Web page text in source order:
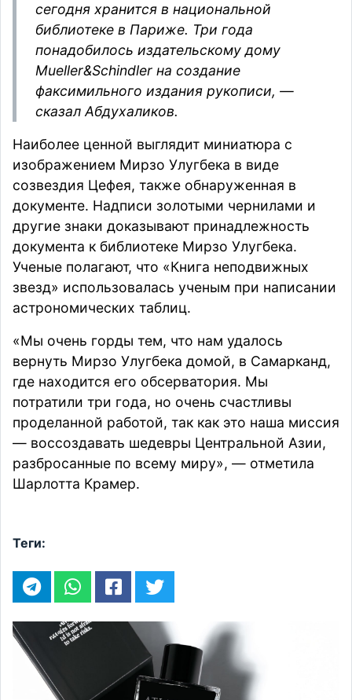
сегодня хранится в национальной
библиотеке в Париже. Три года
понадобилось издательскому дому
Mueller&Schindler на создание
факсимильного издания рукописи, —
сказал Абдухаликов.
Наиболее ценной выглядит миниатюра с
изображением Мирзо Улугбека в виде
созвездия Цефея, также обнаруженная в
документе. Надписи золотыми чернилами и
другие знаки доказывают принадлежность
документа к библиотеке Мирзо Улугбека.
Ученые полагают, что «Книга неподвижных
звезд» использовалась ученым при написании
астрономических таблиц.
«Мы очень горды тем, что нам удалось
вернуть Мирзо Улугбека домой, в Самарканд,
где находится его обсерватория. Мы
потратили три года, но очень счастливы
проделанной работой, так как это наша миссия
— воссоздавать шедевры Центральной Азии,
разбросанные по всему миру», — отметила
Шарлотта Крамер.
Теги: